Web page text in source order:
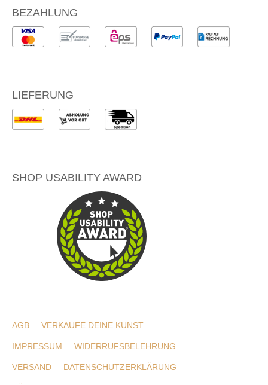
BEZAHLUNG
LIEFERUNG
SHOP USABILITY AWARD
AGB VERKAUFE DEINE KUNST
IMPRESSUM WIDERRUFSBELEHRUNG
VERSAND DATENSCHUTZERKLÄRUNG